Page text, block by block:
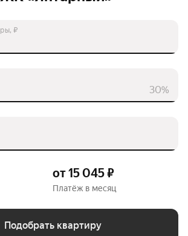
₽
30%
от 15 045 ₽
Платёж в месяц
Подобрать квартиру